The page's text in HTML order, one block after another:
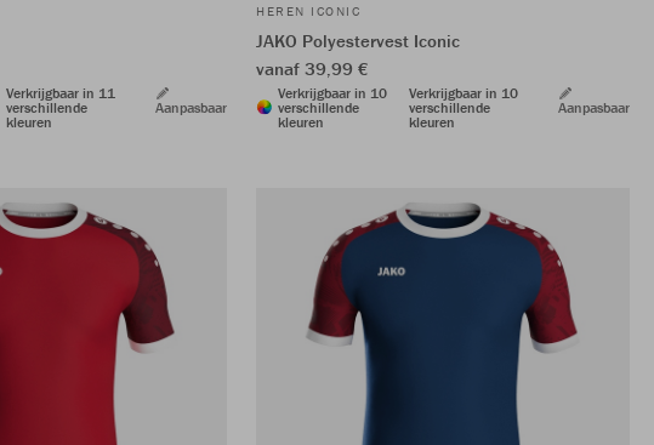
Verkrijgbaar in 11
verschillende
kleuren
Aanpasbaar
HEREN ICONIC
JAKO Polyestervest Iconic
vanaf 39,99 €
Verkrijgbaar in 10
verschillende
kleuren
Verkrijgbaar in 10
verschillende
kleuren
Aanpasbaar